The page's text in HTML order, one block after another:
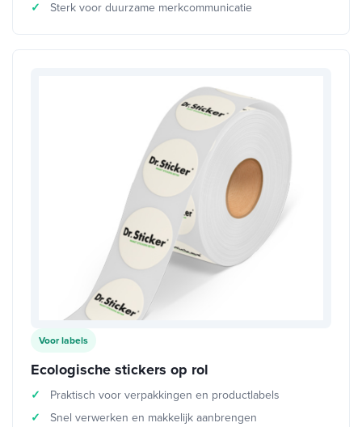
Sterk voor duurzame merkcommunicatie
Voor labels
Ecologische stickers op rol
Praktisch voor verpakkingen en productlabels
Snel verwerken en makkelijk aanbrengen